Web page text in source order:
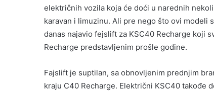
električnih vozila koja će doći u narednih
karavan i limuzinu. Ali pre nego što ovi modeli
danas najavio fejslift za KSC40 Recharge koji
Recharge predstavljenim prošle godine.
Fajslift je suptilan, sa obnovljenim prednjim
kraju C40 Recharge. Električni KSC40 takođe